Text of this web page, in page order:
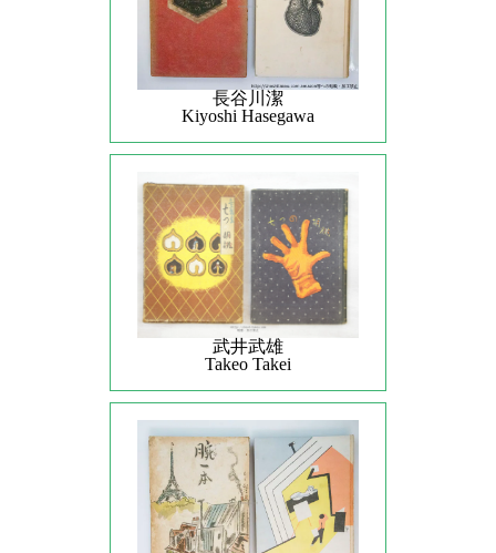
長谷川潔
Kiyoshi Hasegawa
武井武雄
Takeo Takei